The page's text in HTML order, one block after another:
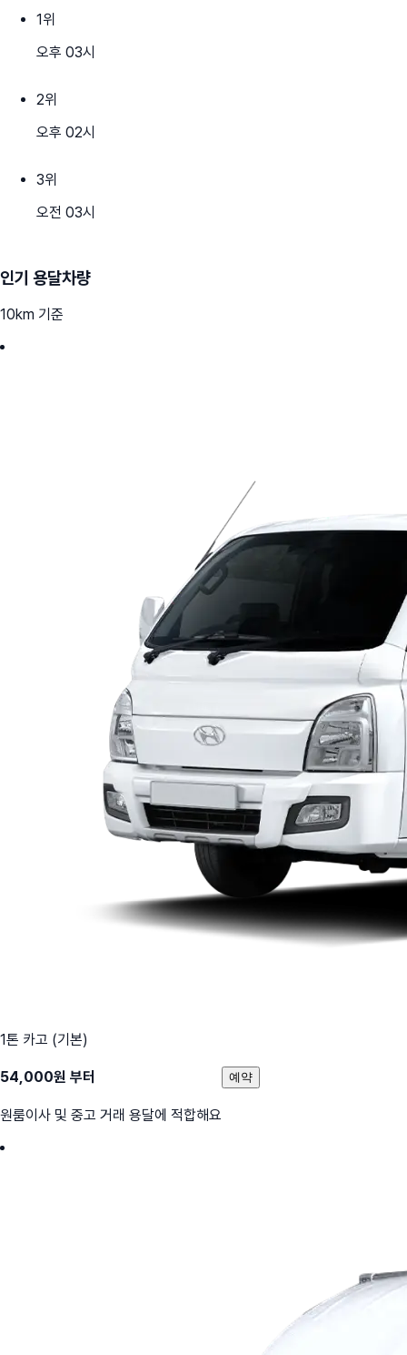
1위
오후 03시
2위
오후 02시
3위
오전 03시
인기 용달차량
10km 기준
1톤 카고 (기본)
54,000원 부터
원룸이사 및 중고 거래 용달에 적합해요
예약